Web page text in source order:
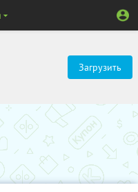
Загрузить